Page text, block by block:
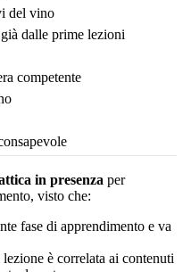
del vino
dalle prime lezioni
competente
in presenza per
visto che:
fase di apprendimento e va
è correlata ai contenuti